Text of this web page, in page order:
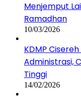
Menjemput
Ramadhan
10/03/2026
KDMP
Administrasi,
Tinggi
14/02/2026